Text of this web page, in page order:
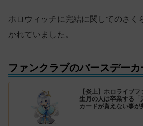
ホロウィッチに完結に関してのさく
かれていました。
ファンクラブのバースデーカ
【炎上】ホロライブ
生月の人は卒業する「
カードが貰えない事が